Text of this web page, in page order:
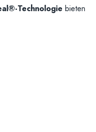
Technologie bieten